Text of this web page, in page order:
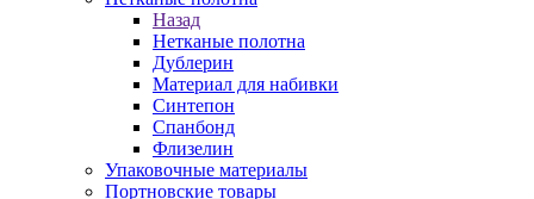
Назад
Нетканые полотна
Дублерин
Материал для набивки
Синтепон
Спанбонд
Флизелин
Упаковочные материалы
Портновские товары